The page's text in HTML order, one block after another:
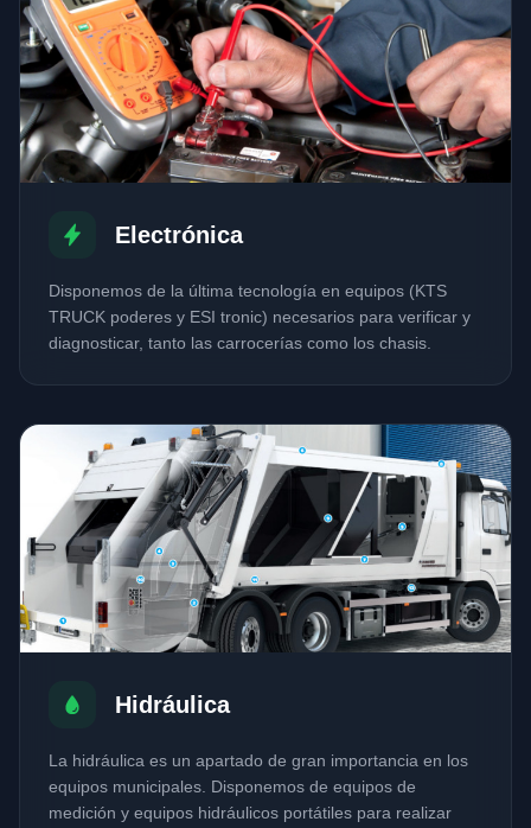
Electrónica
Disponemos de la última tecnología en equipos (KTS
TRUCK poderes y ESI tronic) necesarios para verificar y
diagnosticar, tanto las carrocerías como los chasis.
Hidráulica
La hidráulica es un apartado de gran importancia en los
equipos municipales. Disponemos de equipos de
medición y equipos hidráulicos portátiles para realizar